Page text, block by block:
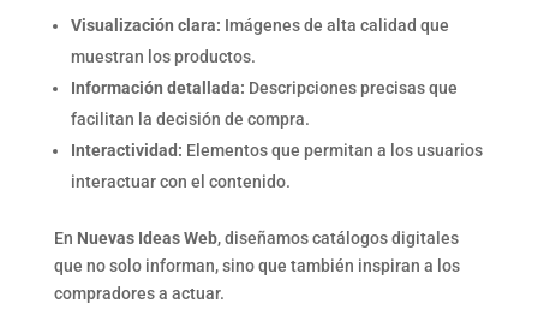
Visualización clara: Imágenes de alta calidad que
muestran los productos.
Información detallada: Descripciones precisas que
facilitan la decisión de compra.
Interactividad: Elementos que permitan a los usuarios
interactuar con el contenido.
En Nuevas Ideas Web, diseñamos catálogos digitales
que no solo informan, sino que también inspiran a los
compradores a actuar.